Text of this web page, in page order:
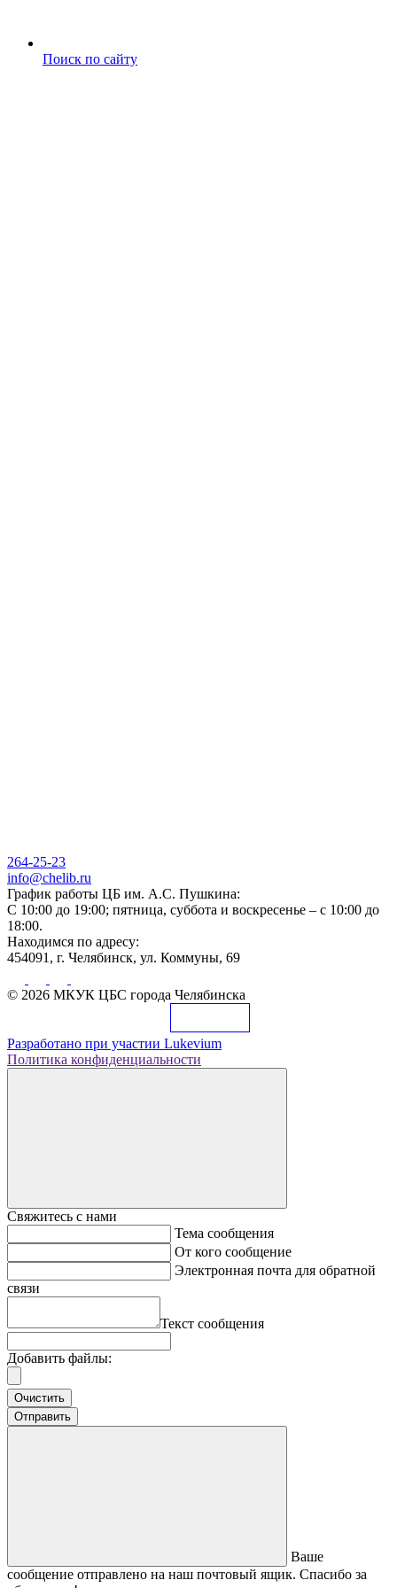
Поиск по сайту
264-25-23
info@chelib.ru
График работы ЦБ им. А.С. Пушкина:
С 10:00 до 19:00; пятница, суббота и воскресенье – с 10:00 до
18:00.
Находимся по адресу:
454091, г. Челябинск, ул. Коммуны, 69
© 2026 МКУК ЦБС города Челябинска
Разработано при участии Lukevium
Политика конфиденциальности
Свяжитесь с нами
Тема сообщения
От кого сообщение
Электронная почта для обратной
связи
Текст сообщения
Добавить файлы:
Очистить
Отправить
Ваше
сообщение отправлено на наш почтовый ящик. Спасибо за